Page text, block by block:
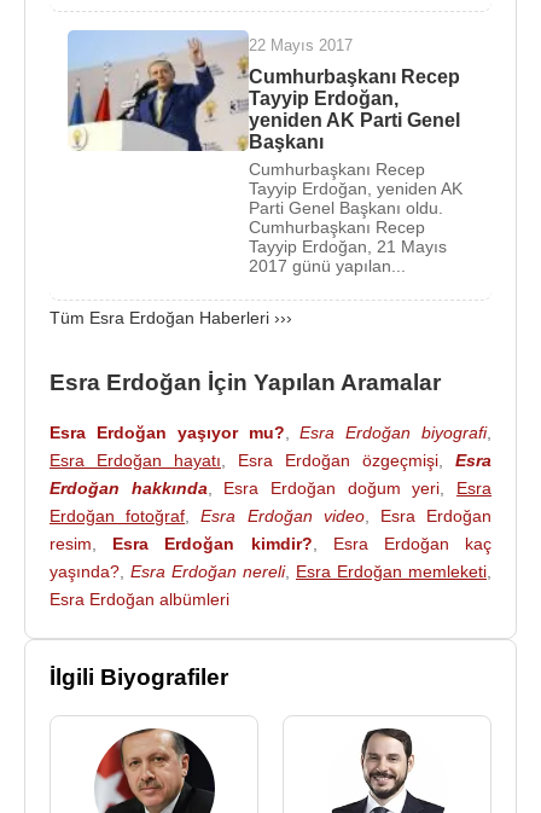
22 Mayıs 2017
Cumhurbaşkanı Recep
Tayyip Erdoğan,
yeniden AK Parti Genel
Başkanı
Cumhurbaşkanı Recep
Tayyip Erdoğan, yeniden AK
Parti Genel Başkanı oldu.
Cumhurbaşkanı Recep
Tayyip Erdoğan, 21 Mayıs
2017 günü yapılan...
Tüm Esra Erdoğan Haberleri ›››
Esra Erdoğan İçin Yapılan Aramalar
Esra Erdoğan yaşıyor mu? ,Esra Erdoğan biyografi,
Esra Erdoğan hayatı
Esra Erdoğan özgeçmişi
Esra
Erdoğan hakkında
Esra Erdoğan doğum yeri
Esra
Erdoğan fotoğraf ,Esra Erdoğan video, Esra Erdoğan
resim
Esra Erdoğan kimdir?
Esra Erdoğan kaç
yaşında? Esra Erdoğan nereli, Esra Erdoğan memleketi
Esra Erdoğan albümleri
İlgili Biyografiler